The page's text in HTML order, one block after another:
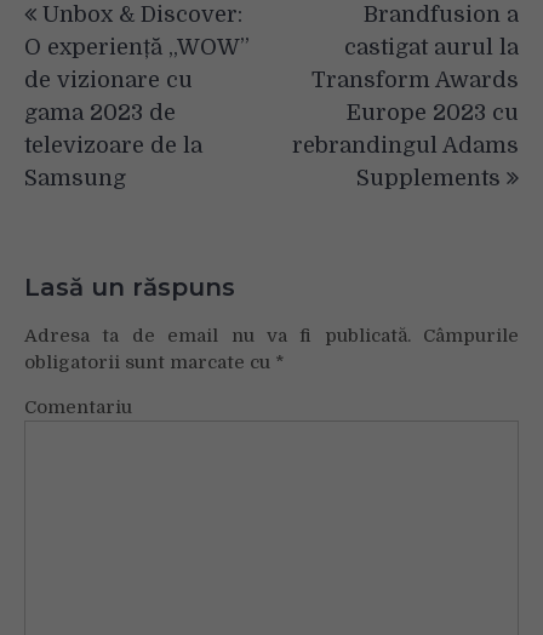
în
articole
Unbox & Discover:
O experiență „WOW”
de vizionare cu
gama 2023 de
televizoare de la
Samsung
Brandfusion a
castigat aurul la
Transform Awards
Europe 2023 cu
rebrandingul Adams
Supplements
Lasă un răspuns
Adresa ta de email nu va fi publicată.Câmpurile
obligatorii sunt marcate cu *
Comentariu